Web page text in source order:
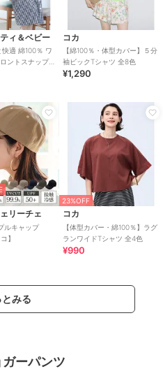
ィ＆ベビー
適 綿100％ ワ
ントスナップ
ニティウェア・
コカ
【綿100％・体型カバー】５分
袖ビックTシャツ 全8色
¥1,290
リーチェ
ルキャップ
】
23%OFF
コカ
【体型カバー・綿100％】ラグ
ランワイドTシャツ 全4色
¥990
とみる
ーパンツ